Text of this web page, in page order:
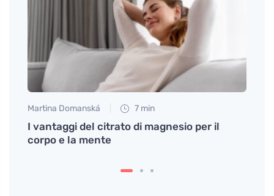
Martina Domanská 7 min
I vantaggi del citrato di magnesio per il
corpo e la mente